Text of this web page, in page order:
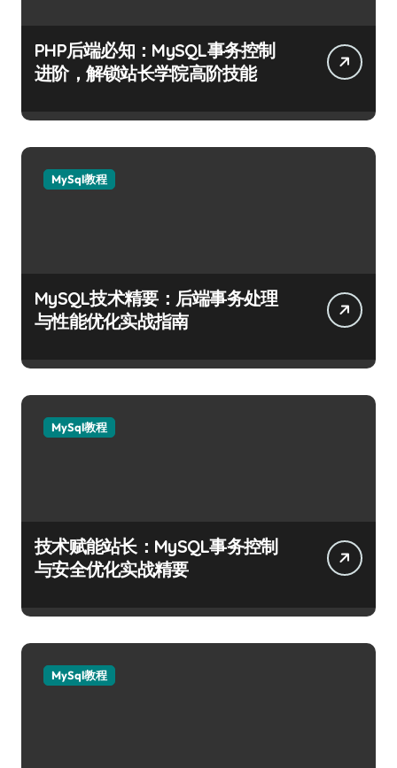
PHP后端必知：MySQL事务控制
进阶，解锁站长学院高阶技能
MySql教程
MySQL技术精要：后端事务处理
与性能优化实战指南
MySql教程
技术赋能站长：MySQL事务控制
与安全优化实战精要
MySql教程